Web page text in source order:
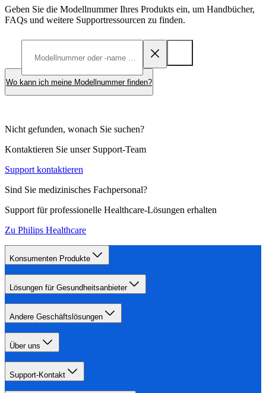
Geben Sie die Modellnummer Ihres Produkts ein, um Handbücher,
FAQs und weitere Supportressourcen zu finden.
Wo kann ich meine Modellnummer finden?
Nicht gefunden, wonach Sie suchen?
Kontaktieren Sie unser Support-Team
Support kontaktieren
Sind Sie medizinisches Fachpersonal?
Support für professionelle Healthcare-Lösungen erhalten
Zu Philips Healthcare
Konsumenten Produkte
Lösungen für Gesundheitsanbieter
Andere Geschäftslösungen
Über uns
Support-Kontakt